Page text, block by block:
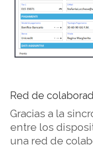
Red de
Gracias a la
entre los
una red de